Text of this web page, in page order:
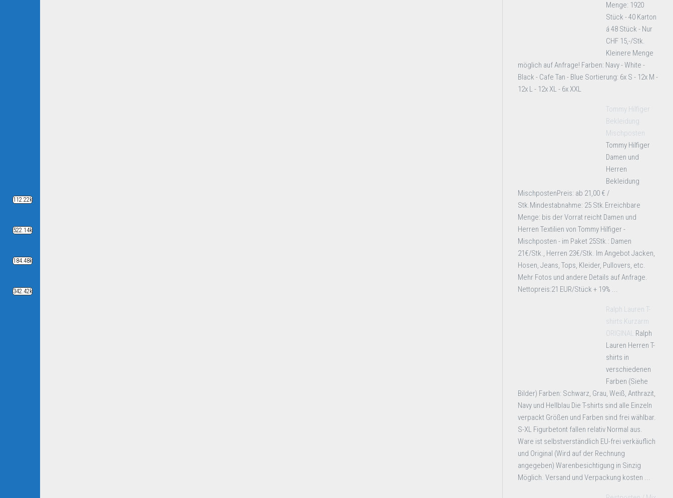
Menge: 1920
Stück - 40 Karton
á 48 Stück - Nur
CHF 15,-/Stk.
Kleinere Menge
möglich auf Anfrage! Farben: Navy - White -
Black - Cafe Tan - Blue Sortierung: 6x S - 12x M -
12x L - 12x XL - 6x XXL
Tommy Hilfiger
Bekleidung
Mischposten
Tommy Hilfiger
Damen und
Herren
Bekleidung
MischpostenPreis: ab 21,00 € /
Stk.Mindestabnahme: 25 Stk.Erreichbare
Menge: bis der Vorrat reicht Damen und
Herren Textilien von Tommy Hilfiger -
Mischposten - im Paket 25Stk.: Damen
21€/Stk., Herren 23€/Stk. Im Angebot Jacken,
Hosen, Jeans, Tops, Kleider, Pullovers, etc.
Mehr Fotos und andere Details auf Anfrage.
Nettopreis:21 EUR/Stück + 19% ...
Ralph Lauren T-
shirts Kurzarm
ORIGINAL Ralph
Lauren Herren T-
shirts in
verschiedenen
Farben (Siehe
Bilder) Farben: Schwarz, Grau, Weiß, Anthrazit,
Navy und Hellblau Die T-shirts sind alle Einzeln
verpackt Größen und Farben sind frei wählbar.
S-XL Figurbetont fallen relativ Normal aus.
Ware ist selbstverständlich EU-frei verkäuflich
und Original (Wird auf der Rechnung
angegeben) Warenbesichtigung in Sinzig
Möglich. Versand und Verpackung kosten ...
112.22k
522.14k
184.48k
342.42k